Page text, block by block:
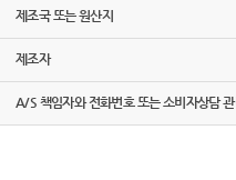
제조국 또는 원산지
제조자
A/S 책임자와 전화번호 또는 소비자상담